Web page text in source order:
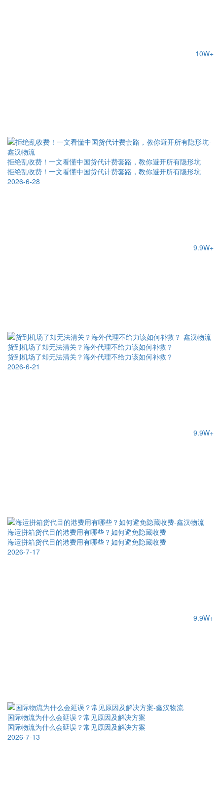
10W+
拒绝乱收费！一文看懂中国货代计费套路，教你避开所有隐形坑
拒绝乱收费！一文看懂中国货代计费套路，教你避开所有隐形坑
2026-6-28
9.9W+
货到机场了却无法清关？海外代理不给力该如何补救？
货到机场了却无法清关？海外代理不给力该如何补救？
2026-6-21
9.9W+
海运拼箱货代目的港费用有哪些？如何避免隐藏收费
海运拼箱货代目的港费用有哪些？如何避免隐藏收费
2026-7-17
9.9W+
国际物流为什么会延误？常见原因及解决方案
国际物流为什么会延误？常见原因及解决方案
2026-7-13